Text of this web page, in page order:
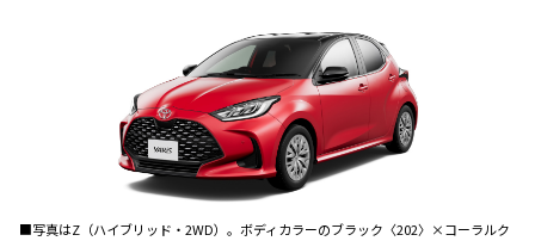
■写真はZ（ハイブリッド・2WD）。ボディカラーのブラック〈202〉×コーラルク